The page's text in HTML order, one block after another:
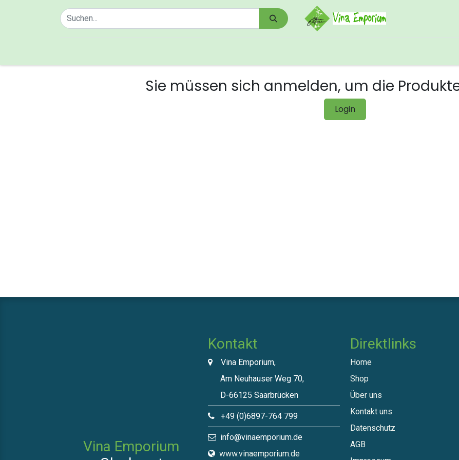
Sie müssen sich anmelden, um die
Login
Vina Emporium
Kontakt
Vina Emporium,
Am Neuhauser Weg 70,
D-66125 Saarbrücken
+49 (0)6897-764 799
info@vinaemporium.de
www.vinaemporium.de
Direktlinks​
Home
Shop
Über uns
Kontakt uns
Datenschutz
A​GB